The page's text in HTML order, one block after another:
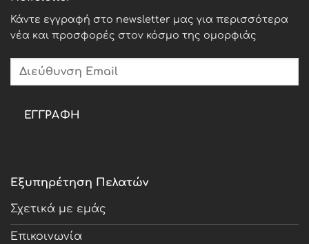
Εξυπηρέτηση Πελατών
Σχετικά με εμάς
Επικοινωνία
Κάντε εγγραφή στο newsletter μας για περισσότερα
νέα και προσφορές στον κόσμο της ομορφιάς